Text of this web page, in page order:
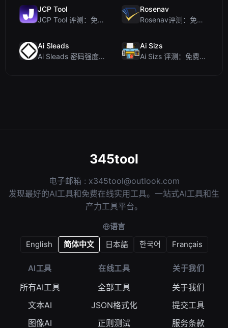
JCP Tool
JCP Tool 评测：免费的客户端数据格式转换工具（支持 JSON、CSV、YAML、XML）
Rosenav
Rosenav评测：免费在线余弦相似度检查器与文本差异工具
Ai Sleads
Ai Sleads 密码强度检查器评测：零上传、实时熵分析
Ai Sizs
Ai Sizs 评测：免费、私密的图像相似度与模糊检测工具
345tool
电子邮箱 : x345tool@outlook.com
发现最好的AI工具和免费在线实用工具。一站式AI工具和生
产力工具平台。
语言
English
简体中文 日本語 한국어 Français
AI工具
所有AI工具
文本AI
图像AI
在线工具
全部工具
JSON格式化
正则测试
关于我们
关于我们
提交工具
服务条款